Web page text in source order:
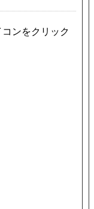
ンをクリック